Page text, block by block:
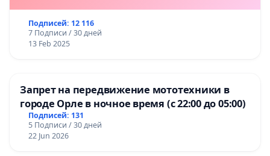
Подписей: 12 116
7 Подписи / 30 дней
13 Feb 2025
Запрет на передвижение мототехники в
городе Орле в ночное время (с 22:00 до 05:00)
Подписей: 131
5 Подписи / 30 дней
22 Jun 2026